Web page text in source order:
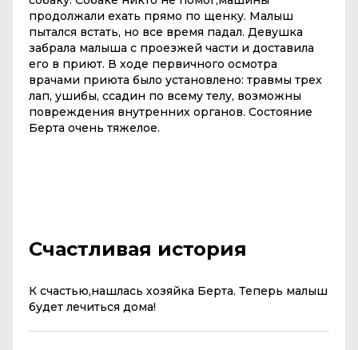
продолжали ехать прямо по щенку. Малыш
пытался встать, но все время падал. Девушка
забрала малыша с проезжей части и доставила
его в приют. В ходе первичного осмотра
врачами приюта было установлено: травмы трех
лап, ушибы, ссадин по всему телу, возможны
повреждения внутренних органов. Состояние
Берта очень тяжелое.
Счастливая история
К счастью,нашлась хозяйка Берта. Теперь малыш
будет лечиться дома!